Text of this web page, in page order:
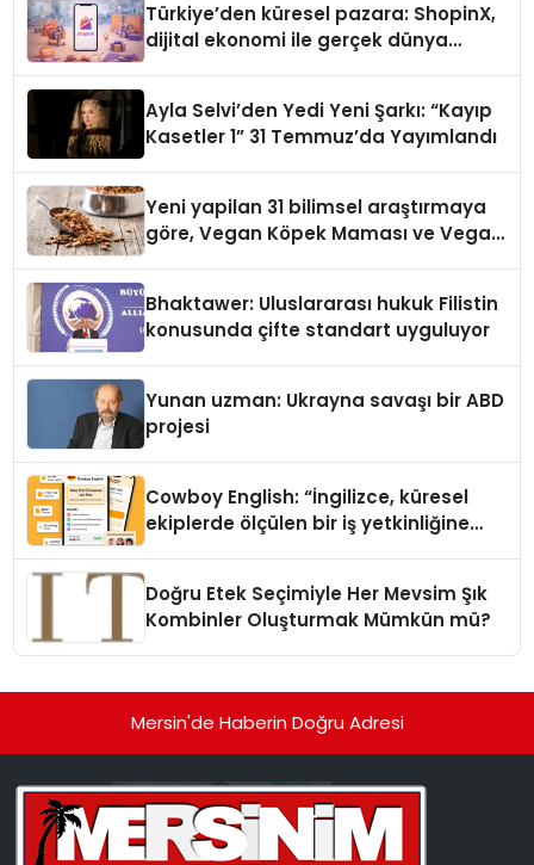
Türkiye’den küresel pazara: ShopinX,
dijital ekonomi ile gerçek dünya
Ayla Selvi’den Yedi Yeni Şarkı: “Kayıp
Kasetler 1” 31 Temmuz’da Yayımlandı
Yeni yapilan 31 bilimsel araştırmaya
göre, Vegan Köpek Maması ve Vegan
Bhaktawer: Uluslararası hukuk Filistin
konusunda çifte standart uyguluyor
Yunan uzman: Ukrayna savaşı bir ABD
projesi
Cowboy English: “İngilizce, küresel
ekiplerde ölçülen bir iş yetkinliğine
Doğru Etek Seçimiyle Her Mevsim Şık
Kombinler Oluşturmak Mümkün mü?
Mersin'de Haberin Doğru Adresi